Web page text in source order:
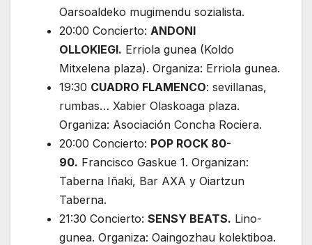
Oarsoaldeko mugimendu sozialista.
20:00 Concierto: ANDONI
OLLOKIEGI. Erriola gunea (Koldo
Mitxelena plaza). Organiza: Erriola gunea.
19:30 CUADRO FLAMENCO: sevillanas,
rumbas… Xabier Olaskoaga plaza.
Organiza: Asociación Concha Rociera.
20:00 Concierto: POP ROCK 80-
90. Francisco Gaskue 1. Organizan:
Taberna Iñaki, Bar AXA y Oiartzun
Taberna.
21:30 Concierto: SENSY BEATS. Lino-
gunea. Organiza: Oaingozhau kolektiboa.